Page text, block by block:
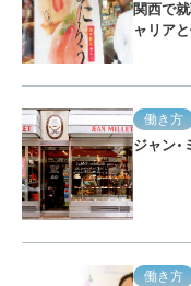
関西で
ャリア
働き方
ジャン
働き方